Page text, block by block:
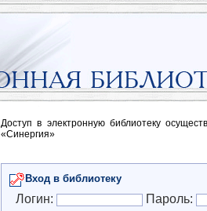
Доступ в электронную библиотеку
«Синергия»
Вход в библиотеку
Логин: Пароль: